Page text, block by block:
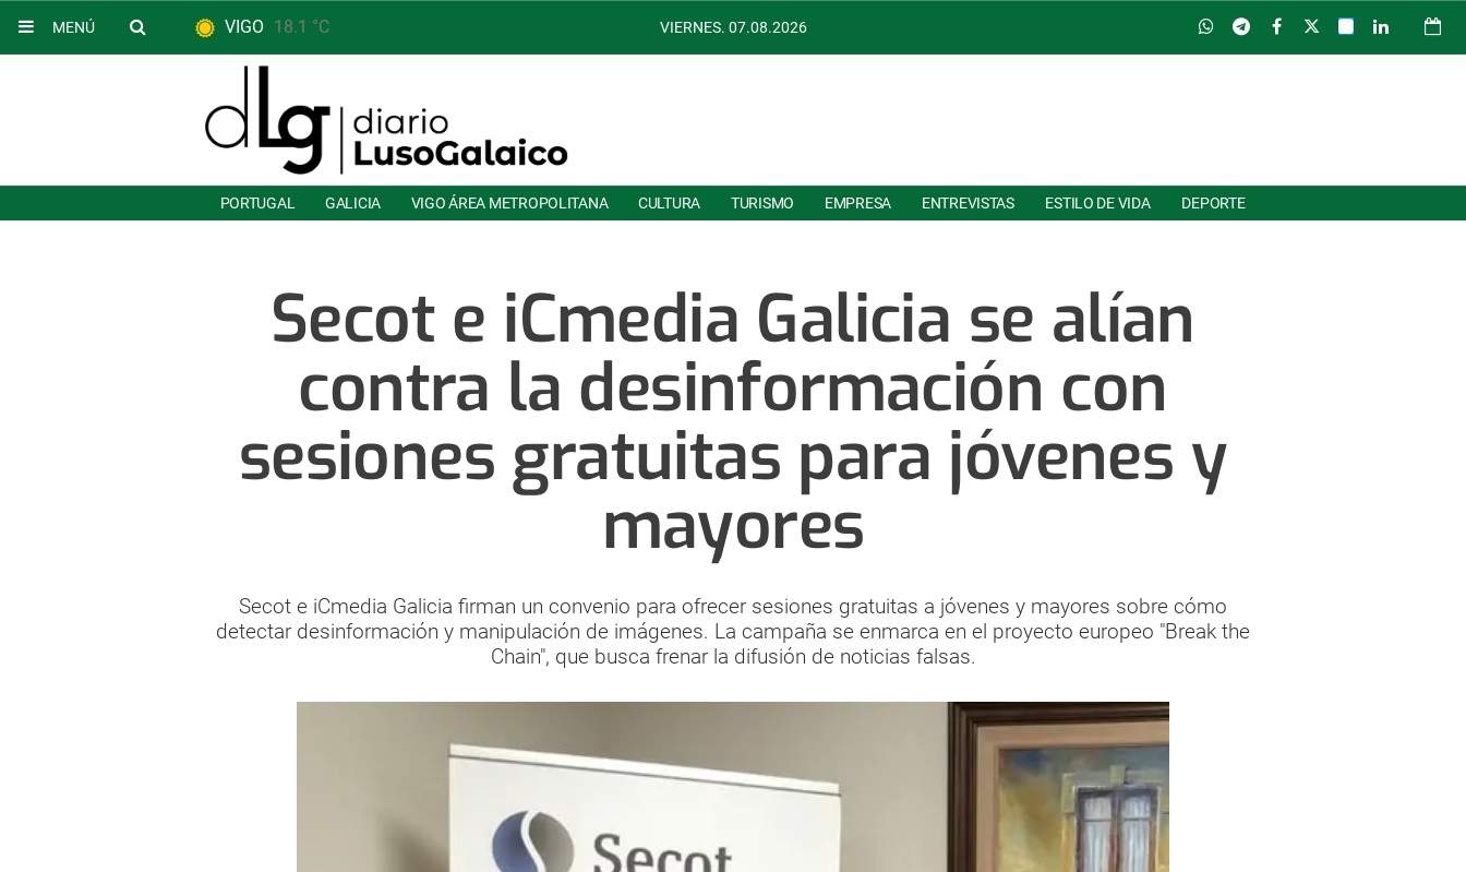
MENÚ VIGO 18.1 °C VIERNES. 07.08.2026
PORTUGAL GALICIA VIGO ÁREA METROPOLITANA CULTURA TURISMO EMPRESA ENTREVISTAS ESTILO DE VIDA DEPORTE
Secot e iCmedia Galicia se alían
contra la desinformación con
sesiones gratuitas para jóvenes y
mayores
Secot e iCmedia Galicia firman un convenio para ofrecer sesiones gratuitas a jóvenes y mayores sobre cómo
detectar desinformación y manipulación de imágenes. La campaña se enmarca en el proyecto europeo "Break the
Chain", que busca frenar la difusión de noticias falsas.